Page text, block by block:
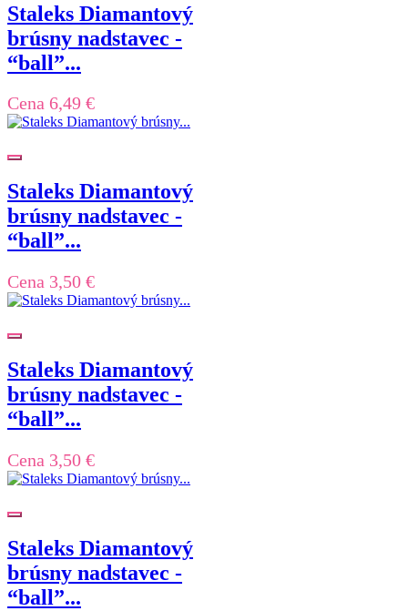
Staleks Diamantový
brúsny nadstavec -
“ball”...
Cena 6,49 €
Staleks Diamantový
brúsny nadstavec -
“ball”...
Cena 3,50 €
Staleks Diamantový
brúsny nadstavec -
“ball”...
Cena 3,50 €
Staleks Diamantový
brúsny nadstavec -
“ball”...